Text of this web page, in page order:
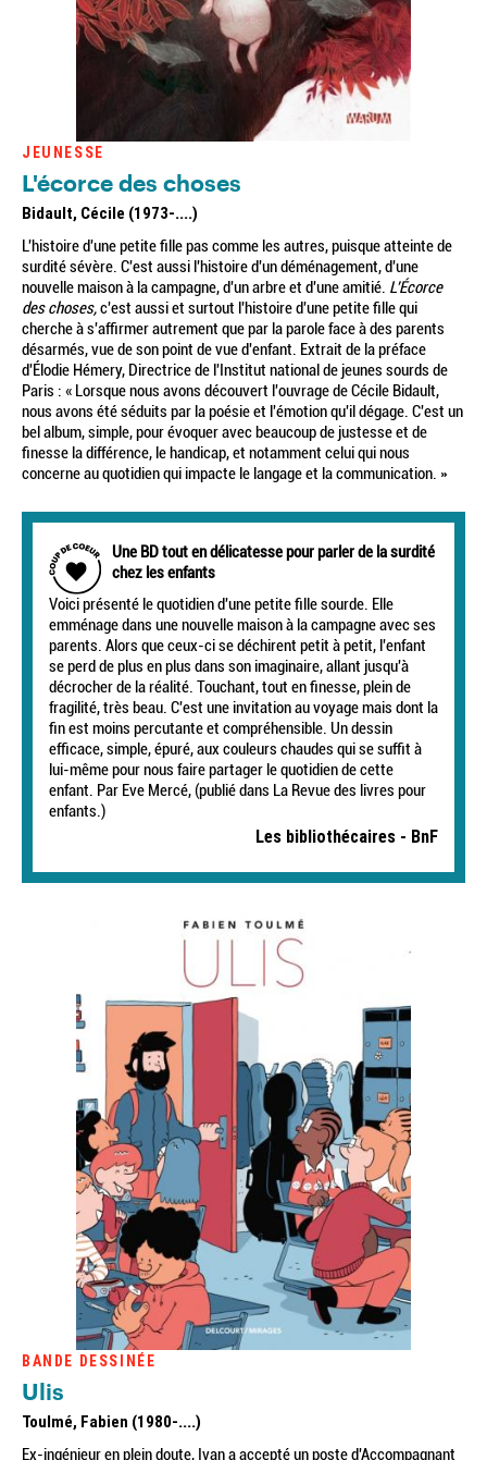
JEUNESSE
L'écorce des choses
Bidault, Cécile (1973-....)
L'histoire d'une petite fille pas comme les autres, puisque atteinte de
surdité sévère. C'est aussi l'histoire d'un déménagement, d'une
nouvelle maison à la campagne, d'un arbre et d'une amitié. L'Écorce
des choses,c'est aussi et surtout l'histoire d'une petite fille qui
cherche à s'affirmer autrement que par la parole face à des parents
désarmés, vue de son point de vue d'enfant. Extrait de la préface
d'Élodie Hémery, Directrice de l'Institut national de jeunes sourds de
Paris : « Lorsque nous avons découvert l'ouvrage de Cécile Bidault,
nous avons été séduits par la poésie et l'émotion qu'il dégage. C'est un
bel album, simple, pour évoquer avec beaucoup de justesse et de
finesse la différence, le handicap, et notamment celui qui nous
concerne au quotidien qui impacte le langage et la communication. »
Une BD tout en délicatesse pour parler de la surdité
chez les enfants
Voici présenté le quotidien d'une petite fille sourde. Elle
emménage dans une nouvelle maison à la campagne avec ses
parents. Alors que ceux-ci se déchirent petit à petit, l'enfant
se perd de plus en plus dans son imaginaire, allant jusqu'à
décrocher de la réalité. Touchant, tout en finesse, plein de
fragilité, très beau. C'est une invitation au voyage mais dont la
fin est moins percutante et compréhensible. Un dessin
efficace, simple, épuré, aux couleurs chaudes qui se suffit à
lui-même pour nous faire partager le quotidien de cette
enfant. Par Eve Mercé, (publié dans La Revue des livres pour
enfants.)
Les bibliothécaires - BnF
BANDE DESSINÉE
Ulis
Toulmé, Fabien (1980-....)
Ex-ingénieur en plein doute, Ivan a accepté un poste d'Accompagnant